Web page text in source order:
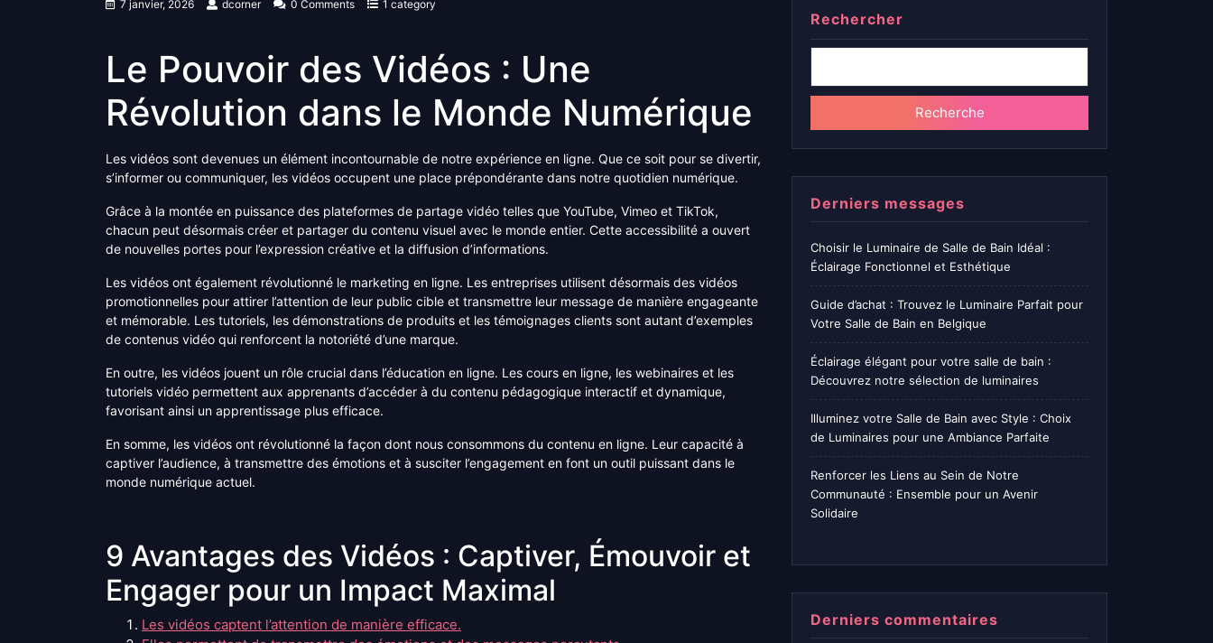
7 janvier, 2026 dcorner 0 Comments 1 category
Le Pouvoir des Vidéos : Une
Révolution dans le Monde Numérique
Les vidéos sont devenues un élément incontournable de notre expérience en ligne. Que ce soit pour se divertir,
s’informer ou communiquer, les vidéos occupent une place prépondérante dans notre quotidien numérique.
Grâce à la montée en puissance des plateformes de partage vidéo telles que YouTube, Vimeo et TikTok,
chacun peut désormais créer et partager du contenu visuel avec le monde entier. Cette accessibilité a ouvert
de nouvelles portes pour l’expression créative et la diffusion d’informations.
Les vidéos ont également révolutionné le marketing en ligne. Les entreprises utilisent désormais des vidéos
promotionnelles pour attirer l’attention de leur public cible et transmettre leur message de manière engageante
et mémorable. Les tutoriels, les démonstrations de produits et les témoignages clients sont autant d’exemples
de contenus vidéo qui renforcent la notoriété d’une marque.
En outre, les vidéos jouent un rôle crucial dans l’éducation en ligne. Les cours en ligne, les webinaires et les
tutoriels vidéo permettent aux apprenants d’accéder à du contenu pédagogique interactif et dynamique,
favorisant ainsi un apprentissage plus efficace.
En somme, les vidéos ont révolutionné la façon dont nous consommons du contenu en ligne. Leur capacité à
captiver l’audience, à transmettre des émotions et à susciter l’engagement en font un outil puissant dans le
monde numérique actuel.
9 Avantages des Vidéos : Captiver, Émouvoir et
Engager pour un Impact Maximal
Les vidéos captent l’attention de manière efficace.
Rechercher
Recherche
Derniers messages
Choisir le Luminaire de Salle de Bain Idéal :
Éclairage Fonctionnel et Esthétique
Guide d’achat : Trouvez le Luminaire Parfait pour
Votre Salle de Bain en Belgique
Éclairage élégant pour votre salle de bain :
Découvrez notre sélection de luminaires
Illuminez votre Salle de Bain avec Style : Choix
de Luminaires pour une Ambiance Parfaite
Renforcer les Liens au Sein de Notre
Communauté : Ensemble pour un Avenir
Solidaire
Derniers commentaires